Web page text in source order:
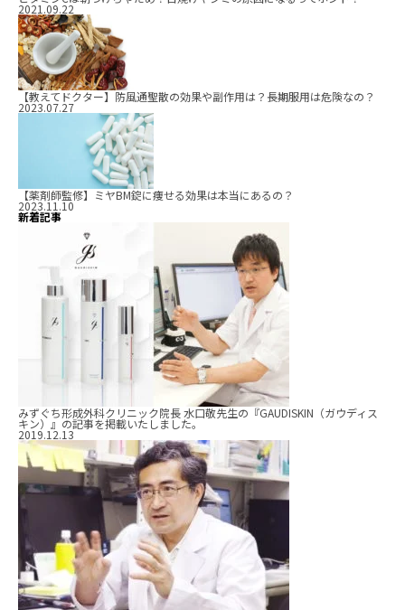
2021.09.22
【教えてドクター】防風通聖散の効果や副作用は？長期服用は危険なの？
2023.07.27
【薬剤師監修】ミヤBM錠に痩せる効果は本当にあるの？
2023.11.10
新着記事
みずぐち形成外科クリニック院長 水口敬先生の『GAUDISKIN（ガウディス
キン）』の記事を掲載いたしました。
2019.12.13